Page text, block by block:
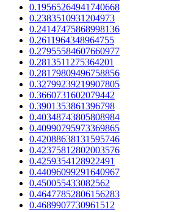
0.19565264941740668
0.2383510931204973
0.24147475868998136
0.2611964348964755
0.27955584607660977
0.2813511275364201
0.28179809496758856
0.32799239219907805
0.3660731602079442
0.3901353861396798
0.40348743805808984
0.40990795973369865
0.42088638131595746
0.42375812802003576
0.4259354128922491
0.44096099291640967
0.450055433082562
0.46477852806156283
0.4689907730961512